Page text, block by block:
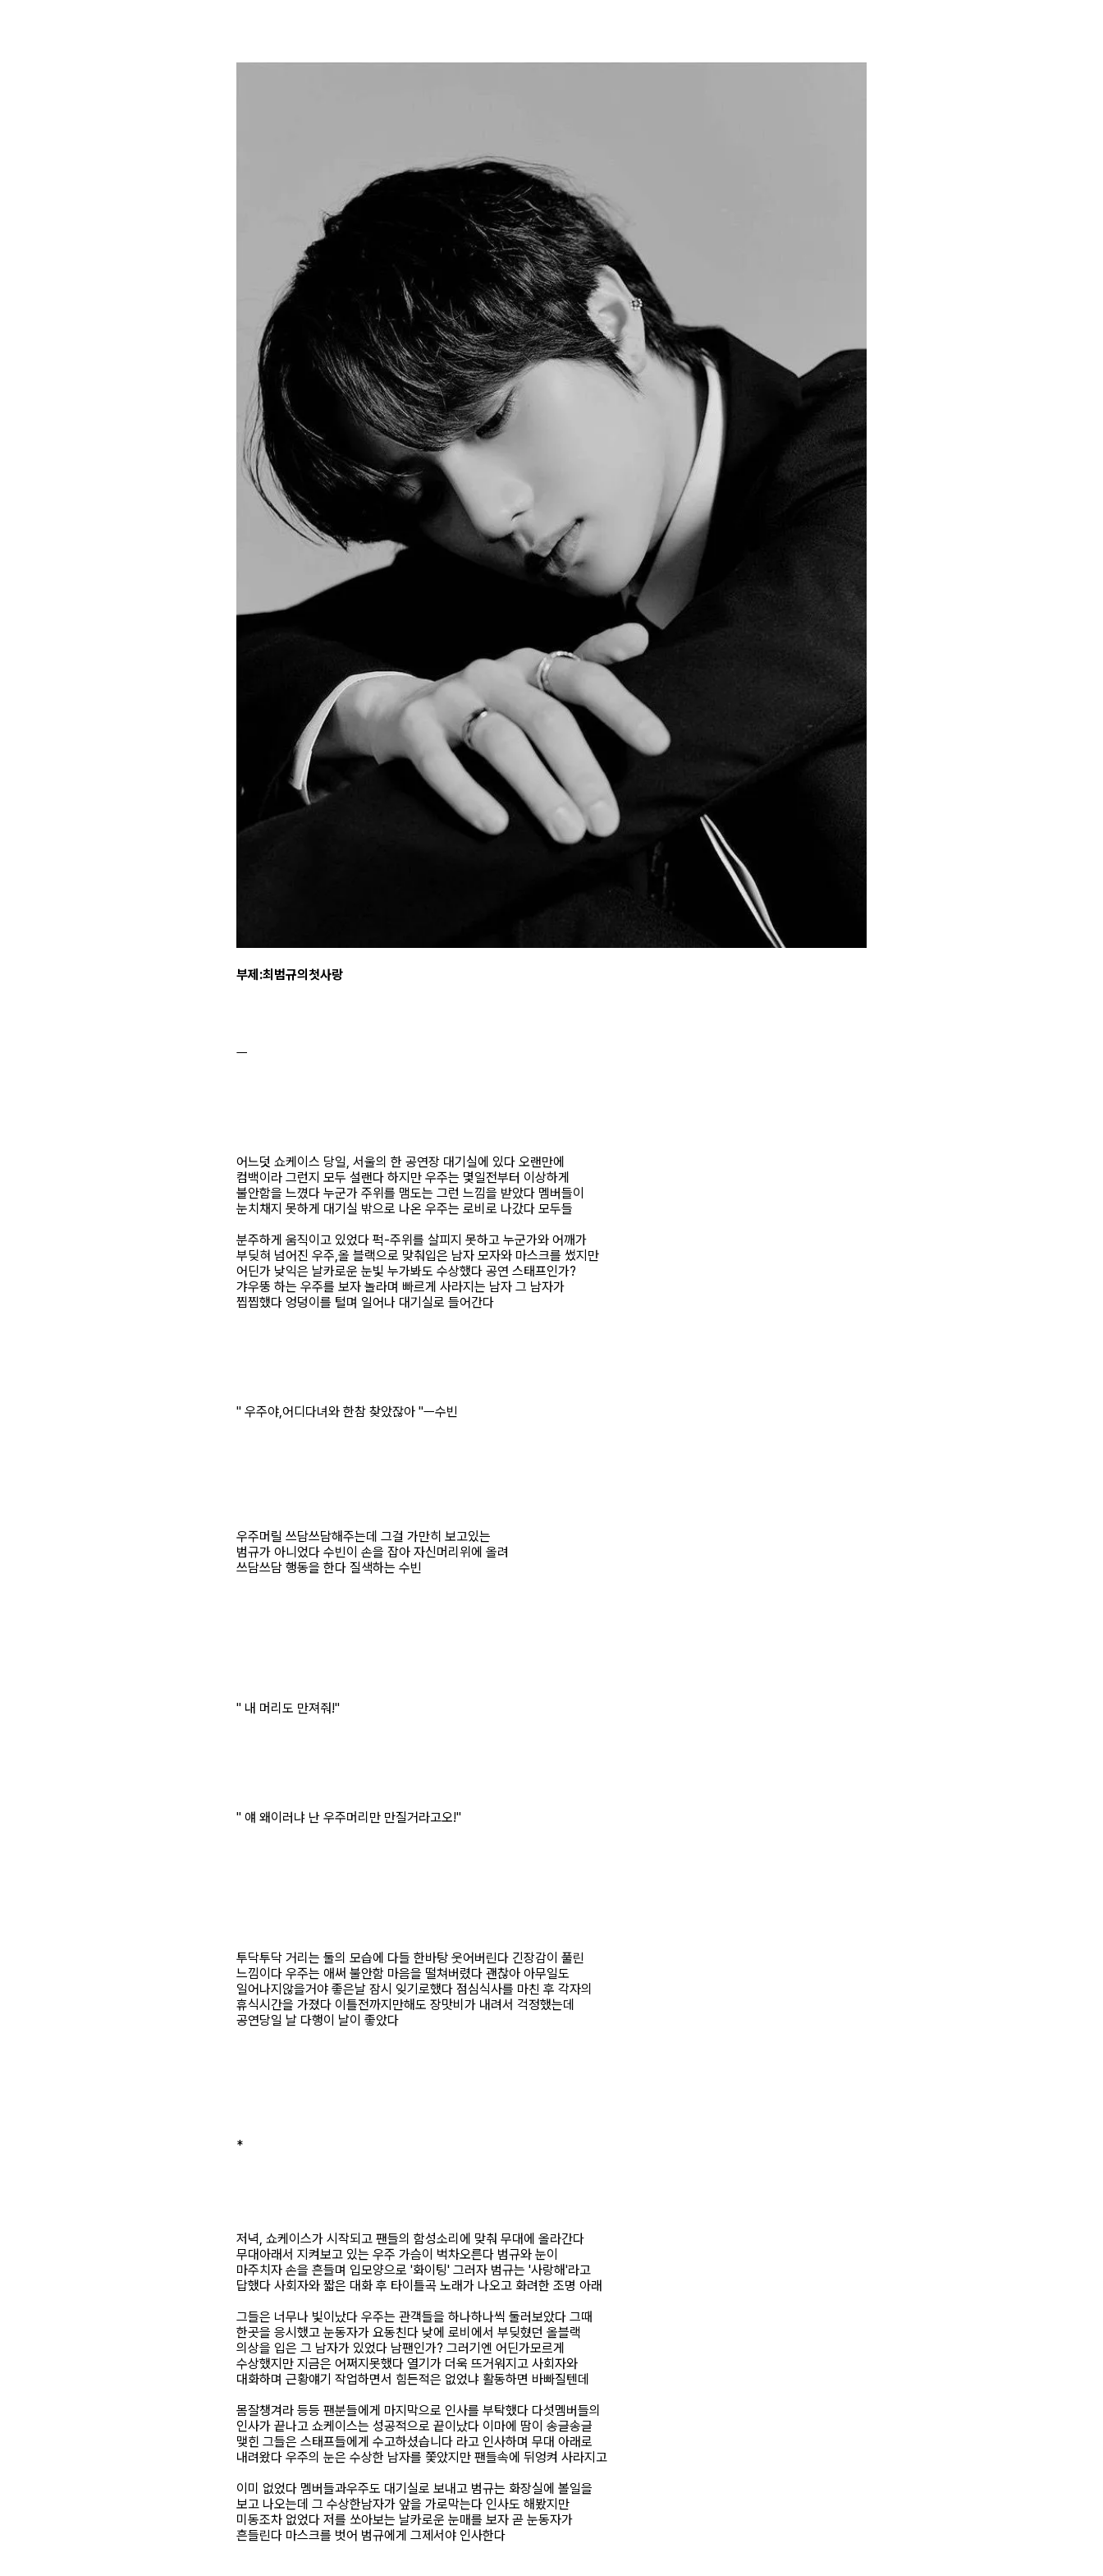
부제:최범규의첫사랑
ㅡ
어느덧 쇼케이스 당일, 서울의 한 공연장 대기실에 있다 오랜만에
컴백이라 그런지 모두 설랜다 하지만 우주는 몇일전부터 이상하게
불안함을 느꼈다 누군가 주위를 맴도는 그런 느낌을 받았다 멤버들이
눈치채지 못하게 대기실 밖으로 나온 우주는 로비로 나갔다 모두들
분주하게 움직이고 있었다 퍽-주위를 살피지 못하고 누군가와 어깨가
부딪혀 넘어진 우주,올 블랙으로 맞춰입은 남자 모자와 마스크를 썼지만
어딘가 낮익은 날카로운 눈빛 누가봐도 수상했다 공연 스태프인가?
갸우뚱 하는 우주를 보자 놀라며 빠르게 사라지는 남자 그 남자가
찝찝했다 엉덩이를 털며 일어나 대기실로 들어간다
" 우주야,어디다녀와 한참 찾았잖아 "ㅡ수빈
우주머릴 쓰담쓰담해주는데 그걸 가만히 보고있는
범규가 아니었다 수빈이 손을 잡아 자신머리위에 올려
쓰담쓰담 행동을 한다 질색하는 수빈
" 내 머리도 만져줘!"
" 얘 왜이러냐 난 우주머리만 만질거라고오!"
투닥투닥 거리는 둘의 모습에 다들 한바탕 웃어버린다 긴장감이 풀린
느낌이다 우주는 애써 불안함 마음을 떨쳐버렸다 괜찮아 아무일도
일어나지않을거야 좋은날 잠시 잊기로했다 점심식사를 마친 후 각자의
휴식시간을 가졌다 이틀전까지만해도 장맛비가 내려서 걱정했는데
공연당일 날 다행이 날이 좋았다
*
저녁, 쇼케이스가 시작되고 팬들의 함성소리에 맞춰 무대에 올라간다
무대아래서 지켜보고 있는 우주 가슴이 벅차오른다 범규와 눈이
마주치자 손을 흔들며 입모양으로 '화이팅' 그러자 범규는 '사랑해'라고
답했다 사회자와 짧은 대화 후 타이틀곡 노래가 나오고 화려한 조명 아래
그들은 너무나 빛이났다 우주는 관객들을 하나하나씩 둘러보았다 그때
한곳을 응시했고 눈동자가 요동친다 낮에 로비에서 부딪혔던 올블랙
의상을 입은 그 남자가 있었다 남팬인가? 그러기엔 어딘가모르게
수상했지만 지금은 어쩌지못했다 열기가 더욱 뜨거워지고 사회자와
대화하며 근황얘기 작업하면서 힘든적은 없었냐 활동하면 바빠질텐데
몸잘챙겨라 등등 팬분들에게 마지막으로 인사를 부탁했다 다섯멤버들의
인사가 끝나고 쇼케이스는 성공적으로 끝이났다 이마에 땀이 송글송글
맺힌 그들은 스태프들에게 수고하셨습니다 라고 인사하며 무대 아래로
내려왔다 우주의 눈은 수상한 남자를 쫓았지만 팬들속에 뒤엉켜 사라지고
이미 없었다 멤버들과우주도 대기실로 보내고 범규는 화장실에 볼일을
보고 나오는데 그 수상한남자가 앞을 가로막는다 인사도 해봤지만
미동조차 없었다 저를 쏘아보는 날카로운 눈매를 보자 곧 눈동자가
흔들린다 마스크를 벗어 범규에게 그제서야 인사한다